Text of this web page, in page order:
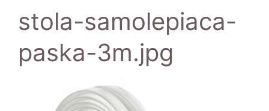
stola-samolepiaca-
paska-3m.jpg